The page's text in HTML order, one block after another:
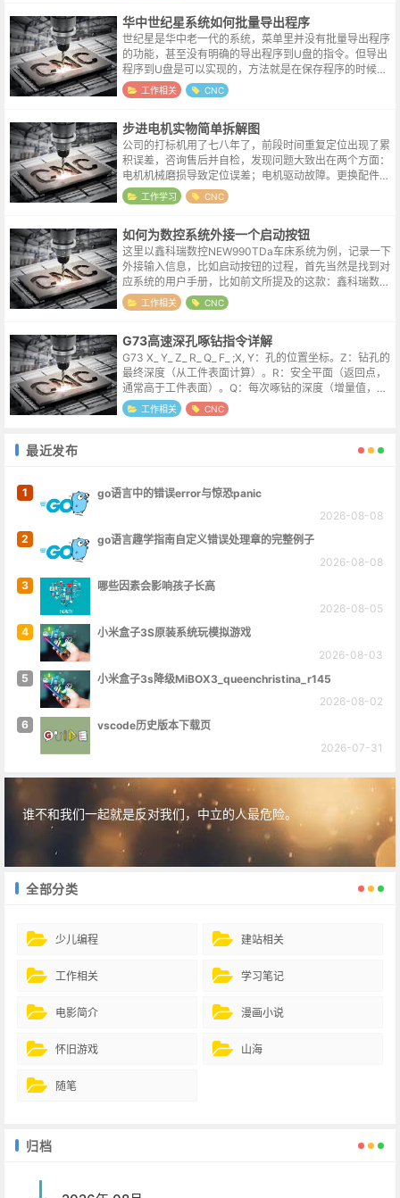
华中世纪星系统如何批量导出程序
世纪星是华中老一代的系统，菜单里并没有批量导出程序
的功能，甚至没有明确的导出程序到U盘的指令。但导出
程序到U盘是可以实现的，方法就是在保存程序的时候，
在程序之前加上盘符，比如程序名为 O001，我们保存文
件的时候修改如下：D:O001...
工作相关 CNC
步进电机实物简单拆解图
公司的打标机用了七八年了，前段时间重复定位出现了累
积误差，咨询售后并自检，发现问题大致出在两个方面：
电机机械磨损导致定位误差；电机驱动故障。更换配件后
故障得到解决，更换下来的电机则一直放在了手边。本来
就很好奇步进电机的内部结构，趁白天...
工作学习 CNC
如何为数控系统外接一个启动按钮
这里以鑫科瑞数控NEW990TDa车床系统为例，记录一下
外接输入信息，比如启动按钮的过程，首先当然是找到对
应系统的用户手册，比如前文所提及的这款：鑫科瑞数控
NEW990TDa车床系统用户手册在系统接口连接图里找到
了这个cn3接口，该接...
工作相关 CNC
G73高速深孔啄钻指令详解
G73 X_ Y_ Z_ R_ Q_ F_ ;X, Y：孔的位置坐标。Z：钻孔的
最终深度（从工件表面计算）。R：安全平面（返回点，
通常高于工件表面）。Q：每次啄钻的深度（增量值，正
值）。F：进给速度（mm/min或inch/min）。...
工作相关 CNC
最近发布
1
go语言中的错误error与惊恐panic
2026-08-08
2
go语言趣学指南自定义错误处理章的完整例子
2026-08-08
3
哪些因素会影响孩子长高
2026-08-05
4
小米盒子3S原装系统玩模拟游戏
2026-08-03
5
小米盒子3s降级MiBOX3_queenchristina_r145
2026-08-02
6
vscode历史版本下载页
2026-07-31
谁不和我们一起就是反对我们，中立的人最危险。
全部分类
少儿编程 建站相关
工作相关 学习笔记
电影简介 漫画小说
怀旧游戏 山海
随笔
归档